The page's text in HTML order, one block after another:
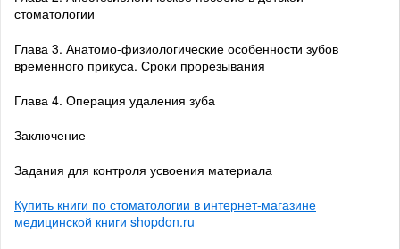
стоматологии
Глава 3. Анатомо-физиологические особенности зубов
временного прикуса. Сроки прорезывания
Глава 4. Операция удаления зуба
Заключение
Задания для контроля усвоения материала
Купить книги по стоматологии в интернет-магазине
медицинской книги shopdon.ru